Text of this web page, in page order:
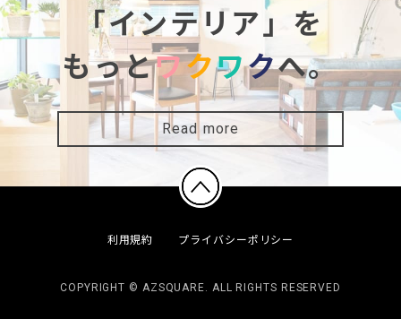
「インテリア」を
もっとワクワクへ。
Read more
利用規約 プライバシーポリシー
COPYRIGHT © AZSQUARE. ALL RIGHTS RESERVED